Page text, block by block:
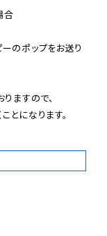
合
のポップをお送り
ますので、
とになります。